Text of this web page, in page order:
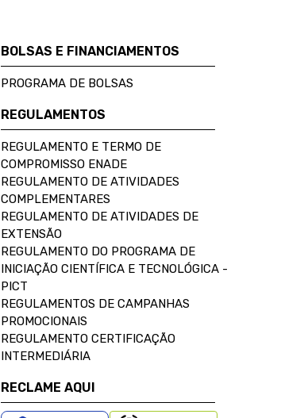
BOLSAS E FINANCIAMENTOS
PROGRAMA DE BOLSAS
REGULAMENTOS
REGULAMENTO E TERMO DE
COMPROMISSO ENADE
REGULAMENTO DE ATIVIDADES
COMPLEMENTARES
REGULAMENTO DE ATIVIDADES DE
EXTENSÃO
REGULAMENTO DO PROGRAMA DE
INICIAÇÃO CIENTÍFICA E TECNOLÓGICA -
PICT
REGULAMENTOS DE CAMPANHAS
PROMOCIONAIS
REGULAMENTO CERTIFICAÇÃO
INTERMEDIÁRIA
RECLAME AQUI